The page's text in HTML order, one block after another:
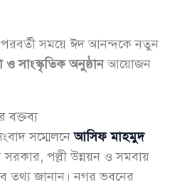
পরবর্তী সময়ে ঈদ আনন্দকে নতুন
ও সাংস্কৃতিক অনুষ্ঠানআয়োজন
বক্তব্য
সম্মেলনেআসিফ মাহমুদ
সরকার, পল্লী উন্নয়ন ও সমবায়
তথ্য জানান। নগর ভবনের